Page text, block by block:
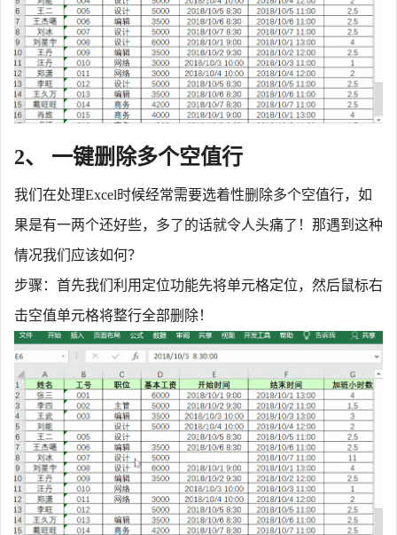
2、 一键删除多个空值行
我们在处理Excel时候经常需要选着性删除多个空值行，如
果是有一两个还好些，多了的话就令人头痛了！那遇到这种
情况我们应该如何？
步骤：首先我们利用定位功能先将单元格定位，然后鼠标右
击空值单元格将整行全部删除！